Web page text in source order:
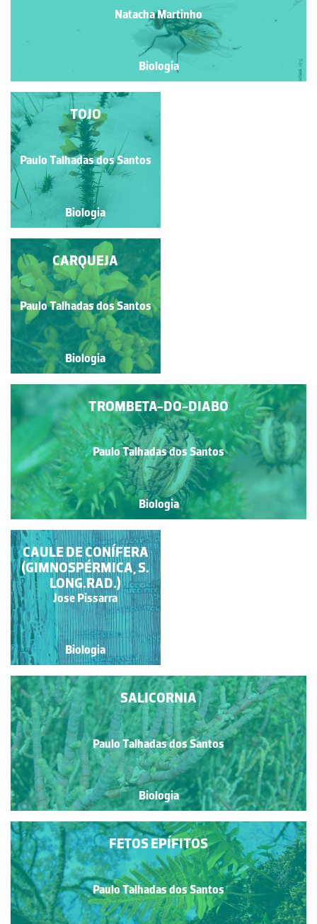
Natacha Martinho
Biologia
BACILA; FUNCHO-DO-
MAR; FUNCHO-
MARINHO; FUNCHO-
MARÍTIMO;
PERREXIL-DO-MAR
Paulo Talhadas dos Santos
Biologia
TOJO
Paulo Talhadas dos Santos
Biologia
COUVE-MARINHA
Paulo Talhadas dos Santos
Biologia
TROMBETA-DO-DIABO
Paulo Talhadas dos Santos
Biologia
CARQUEJA
Paulo Talhadas dos Santos
Biologia
TULIPA
Paulo Talhadas dos Santos
Biologia
SALICORNIA
Paulo Talhadas dos Santos
Biologia
FETOS EPÍFITOS
Paulo Talhadas dos Santos
CAULE DE CONÍFERA
(GIMNOSPÉRMICA, S.
LONG.RAD.)
Jose Pissarra
Biologia